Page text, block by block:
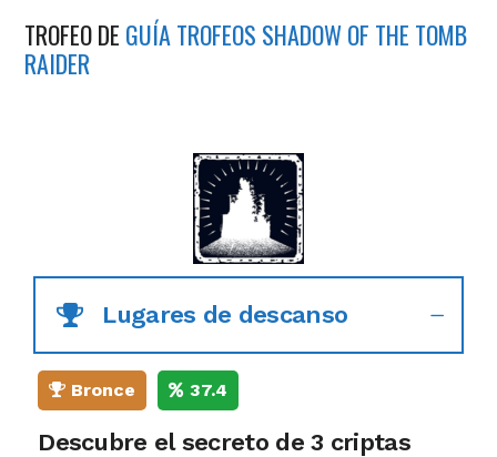
TROFEO DE GUÍA TROFEOS SHADOW OF THE TOMB
RAIDER
Lugares de descanso
Bronce 37.4
Descubre el secreto de 3 criptas